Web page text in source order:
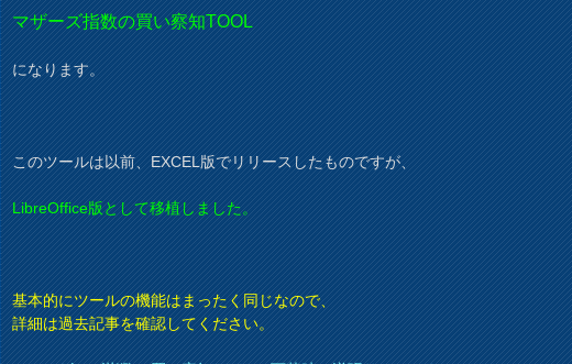
マザーズ指数の買い察知TOOL
になります。
このツールは以前、EXCEL版でリリースしたものですが、
LibreOffice版として移植しました。
基本的にツールの機能はまったく同じなので、
詳細は過去記事を確認してください。